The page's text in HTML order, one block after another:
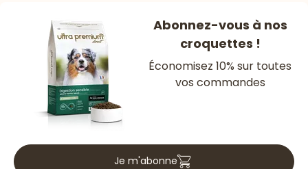
Abonnez-vous à nos
croquettes !
Économisez 10% sur toutes
vos commandes
Je m'abonne